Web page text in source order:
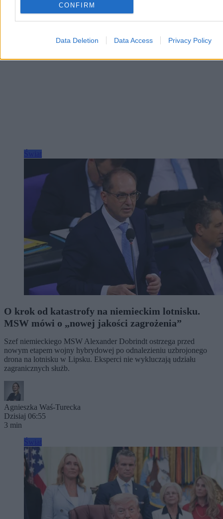
CONFIRM
Data Deletion Data Access Privacy Policy
Reklama
Reklama
O krok od katastrofy na niemieckim lotnisku.
MSW mówi o „nowej jakości zagrożenia”
Szef niemieckiego MSW Alexander Dobrindt ostrzega przed
nowym etapem wojny hybrydowej po odnalezieniu uzbrojonego
drona na lotnisku w Lipsku. Eksperci nie wykluczają udziału
zagranicznych służb.
Agnieszka Waś-Turecka
Dzisiaj 06:55
3 min